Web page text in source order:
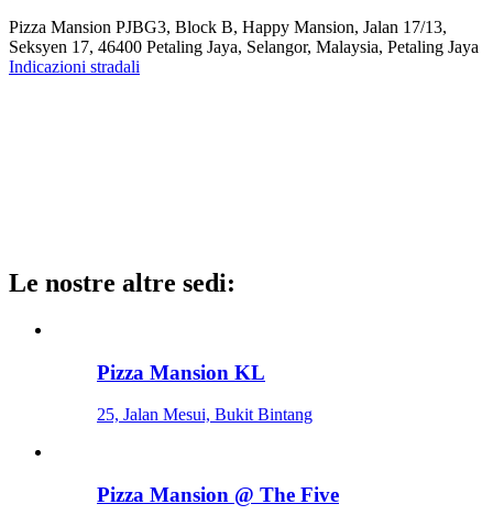
Pizza Mansion PJBG3, Block B, Happy Mansion, Jalan 17/13,
Seksyen 17, 46400 Petaling Jaya, Selangor, Malaysia, Petaling Jaya
Indicazioni stradali
Le nostre altre sedi:
Pizza Mansion KL
25, Jalan Mesui, Bukit Bintang
Pizza Mansion @ The Five